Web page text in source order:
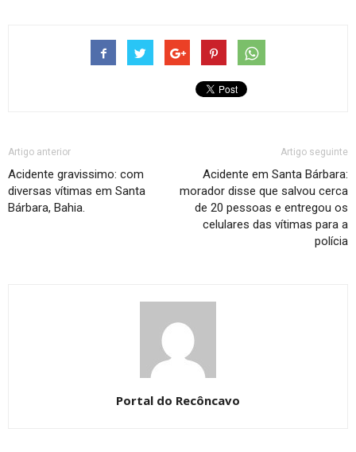
Artigo anterior
Acidente gravissimo: com
diversas vítimas em Santa
Bárbara, Bahia.
Artigo seguinte
Acidente em Santa Bárbara:
morador disse que salvou cerca
de 20 pessoas e entregou os
celulares das vítimas para a
polícia
Portal do Recôncavo